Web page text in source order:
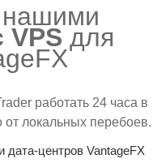
нашими
VPS для
работать 24 часа в
от локальных перебоев.
центров VantageFX